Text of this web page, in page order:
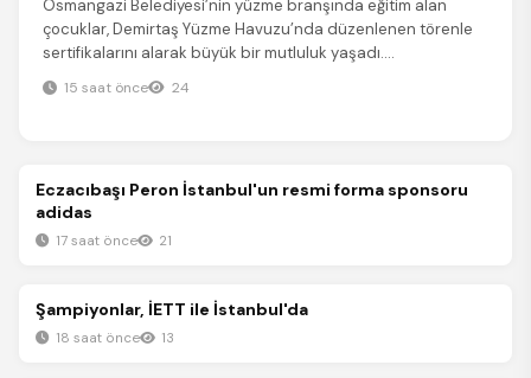
Osmangazi Belediyesi’nin yüzme branşında eğitim alan
çocuklar, Demirtaş Yüzme Havuzu’nda düzenlenen törenle
sertifikalarını alarak büyük bir mutluluk yaşadı....
15 saat önce 24
Spor
Eczacıbaşı Peron İstanbul'un resmi forma sponsoru
adidas
17 saat önce 21
Spor
Şampiyonlar, İETT ile İstanbul'da
18 saat önce 13